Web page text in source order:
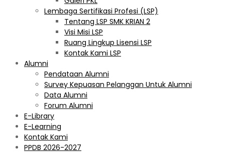
Lembaga Sertifikasi Profesi (LSP)
Tentang LSP SMK KRIAN 2
Visi Misi LSP
Ruang Lingkup Lisensi LSP
Kontak Kami LSP
Alumni
Pendataan Alumni
Survey Kepuasan Pelanggan Untuk Alumni
Data Alumni
Forum Alumni
E-Library
E-Learning
Kontak Kami
PPDB 2026-2027